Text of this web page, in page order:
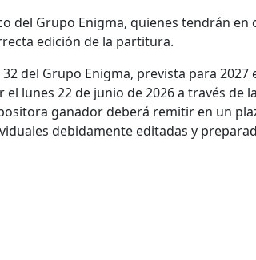
del Grupo Enigma, quienes tendrán en
edición de la partitura.
del Grupo Enigma, prevista para 2027
lunes 22 de junio de 2026 a través de la
ganador deberá remitir en un
debidamente editadas y